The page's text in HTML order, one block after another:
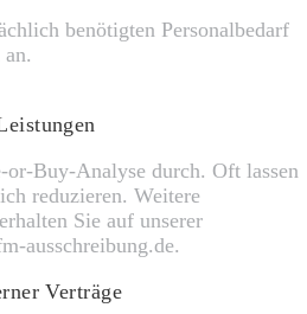
benötigten Personalbedarf
or-Buy-Analyse durch. Oft lassen
reduzieren. Weitere
Sie auf unserer
ausschreibung.de.
Verträge